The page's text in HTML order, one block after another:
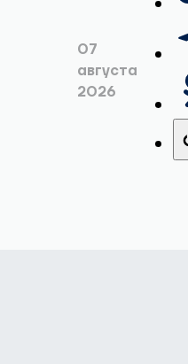
07
августа
2026